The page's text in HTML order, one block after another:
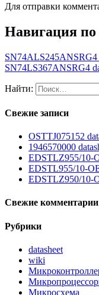
Для отправки
Навигация по
SN74ALS245ANSRG4
SN74LS367ANSRG4
Найти:
Свежие записи
OSTTJ075152
1946570000
EDSTLZ955/10-
EDSTL955/10-
EDSTLZ950/10-
Свежие комментарии
Рубрики
datasheet
wiki
Микросхема